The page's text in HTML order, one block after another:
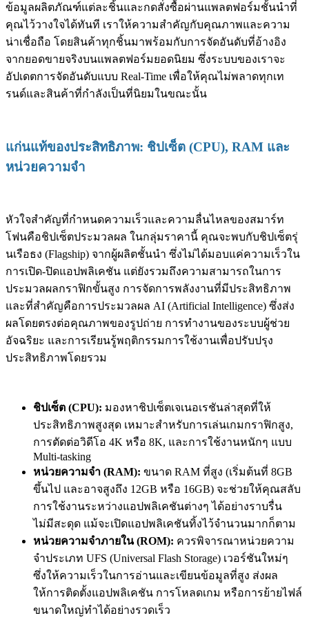
ข้อมูลผลิตภัณฑ์แต่ละชิ้นและกดสั่งซื้อผ่านแพลตฟอร์มชั้นนำที่
คุณไว้วางใจได้ทันที เราให้ความสำคัญกับคุณภาพและความ
น่าเชื่อถือ โดยสินค้าทุกชิ้นมาพร้อมกับการจัดอันดับที่อ้างอิง
จากยอดขายจริงบนแพลตฟอร์มยอดนิยม ซึ่งระบบของเราจะ
อัปเดตการจัดอันดับแบบ Real-Time เพื่อให้คุณไม่พลาดทุกเท
รนด์และสินค้าที่กำลังเป็นที่นิยมในขณะนั้น
แก่นแท้ของประสิทธิภาพ: ชิปเซ็ต (CPU), RAM และ
หน่วยความจำ
หัวใจสำคัญที่กำหนดความเร็วและความลื่นไหลของสมาร์ท
โฟนคือชิปเซ็ตประมวลผล ในกลุ่มราคานี้ คุณจะพบกับชิปเซ็ตรุ่
นเรือธง (Flagship) จากผู้ผลิตชั้นนำ ซึ่งไม่ได้มอบแค่ความเร็วใน
การเปิด-ปิดแอปพลิเคชัน แต่ยังรวมถึงความสามารถในการ
ประมวลผลกราฟิกขั้นสูง การจัดการพลังงานที่มีประสิทธิภาพ
และที่สำคัญคือการประมวลผล AI (Artificial Intelligence) ซึ่งส่ง
ผลโดยตรงต่อคุณภาพของรูปถ่าย การทำงานของระบบผู้ช่วย
อัจฉริยะ และการเรียนรู้พฤติกรรมการใช้งานเพื่อปรับปรุง
ประสิทธิภาพโดยรวม
ชิปเซ็ต (CPU): มองหาชิปเซ็ตเจเนอเรชันล่าสุดที่ให้
ประสิทธิภาพสูงสุด เหมาะสำหรับการเล่นเกมกราฟิกสูง,
การตัดต่อวิดีโอ 4K หรือ 8K, และการใช้งานหนักๆ แบบ
Multi-tasking
หน่วยความจำ (RAM): ขนาด RAM ที่สูง (เริ่มต้นที่ 8GB
ขึ้นไป และอาจสูงถึง 12GB หรือ 16GB) จะช่วยให้คุณสลับ
การใช้งานระหว่างแอปพลิเคชันต่างๆ ได้อย่างราบรื่น
ไม่มีสะดุด แม้จะเปิดแอปพลิเคชันทิ้งไว้จำนวนมากก็ตาม
หน่วยความจำภายใน (ROM): ควรพิจารณาหน่วยความ
จำประเภท UFS (Universal Flash Storage) เวอร์ชันใหม่ๆ
ซึ่งให้ความเร็วในการอ่านและเขียนข้อมูลที่สูง ส่งผล
ให้การติดตั้งแอปพลิเคชัน การโหลดเกม หรือการย้ายไฟล์
ขนาดใหญ่ทำได้อย่างรวดเร็ว